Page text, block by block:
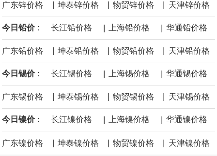
景的线索。StoneX高级分析师马特·辛普森表示，中东和平前景改善
海力士：龙仁工厂将生产高带宽内存（HBM）及其他下一代动态随
机存取存储器（DRAM）。
广东锌价格 | 坤泰锌价格 | 物贸锌价格 | 天津锌价格
今日铅价 : 长江铅价格 | 上海铅价格 | 华通铅价格
广东铅价格 坤泰铅价格 物贸铅价格 天津铅价格
今日锡价 : 长江锡价格 | 上海锡价格 | 华通锡价格
广东锡价格 坤泰锡价格 物贸锡价格 天津锡价格
今日镍价 : 长江镍价格 | 上海镍价格 | 华通镍价格
广东镍价格 | 坤泰镍价格 | 物贸镍价格 | 天津镍价格